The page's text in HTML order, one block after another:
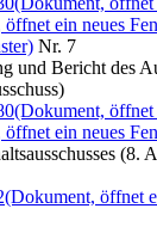
ein neues
Nr. 7
und Bericht des
(Dokument, öffnet
ein neues
(8.
(Dokument, öffnet